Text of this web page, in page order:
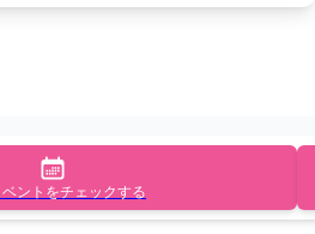
ントをチェックする